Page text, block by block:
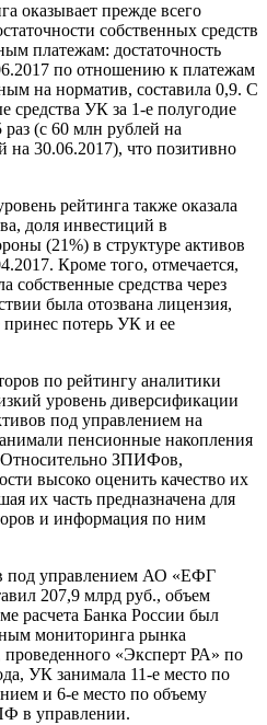
оказывает прежде всего
собственных средств
платежам: достаточность
по отношению к платежам
на норматив, составила 0,9. С
средства УК за 1-е полугодие
(с 60 млн рублей на
на 30.06.2017), что позитивно
рейтинга также оказала
доля инвестиций в
(21%) в структуре активов
Кроме того, отмечается,
собственные средства через
была отозвана лицензия,
потерь УК и ее
по рейтингу аналитики
уровень диверсификации
под управлением на
пенсионные накопления
ЗПИФов,
высоко оценить качество их
их часть предназначена для
и информация по ним
под управлением АО «ЕФГ
207,9 млрд руб., объем
расчета Банка России был
мониторинга рынка
проведенного «Эксперт РА» по
УК занимала 11-е место по
и 6-е место по объему
в управлении.